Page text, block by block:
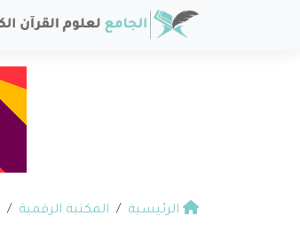
الرئيسية المكتبة الرقمية